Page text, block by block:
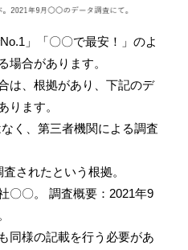
」「〇〇で最安！」のよ
場合があります。
は、根拠があり、下記のデ
ります。
く、第三者機関による調査
されたという根拠。
〇〇。 調査概要：2021年9
同様の記載を行う必要があ